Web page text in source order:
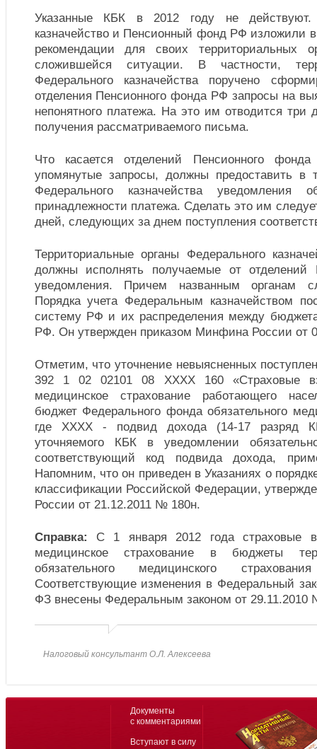
Указанные КБК в 2012 году не действуют.
казначейство и Пенсионный фонд РФ изложили
рекомендации для своих территориальных
сложившейся ситуации. В частности,
Федерального казначейства поручено
отделения Пенсионного фонда РФ запросы на
непонятного платежа. На это им отводится
получения рассматриваемого письма.
Что касается отделений Пенсионного
упомянутые запросы, должны предоставить в
Федерального казначейства
принадлежности платежа. Сделать это им
дней, следующих за днем поступления
Территориальные органы Федерального
должны исполнять получаемые от
уведомления. Причем названным органам
Порядка учета Федеральным казначейством
систему РФ и их распределения между
РФ. Он утвержден приказом Минфина России от
Отметим, что уточнение невыясненных
392 1 02 02101 08 XXXX 160 «Страховые
медицинское страхование работающего
бюджет Федерального фонда обязательного
где XXXX - подвид дохода (14-17 разряд
уточняемого КБК в уведомлении
соответствующий код подвида дохода,
Напомним, что он приведен в Указаниях о
классификации Российской Федерации,
России от 21.12.2011 № 180н.
Справка: С 1 января 2012 года страховые
медицинское страхование в бюджеты
обязательного медицинского
Соответствующие изменения в Федеральный
ФЗ внесены Федеральным законом от
Налоговый консультант О.Л. Алексеева
Документы
с комментариями
Вступают в силу